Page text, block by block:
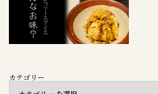
カテゴリー